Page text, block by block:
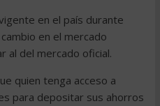
en el país durante
en el mercado
al del mercado oficial.
quien tenga acceso a
para depositar sus ahorros